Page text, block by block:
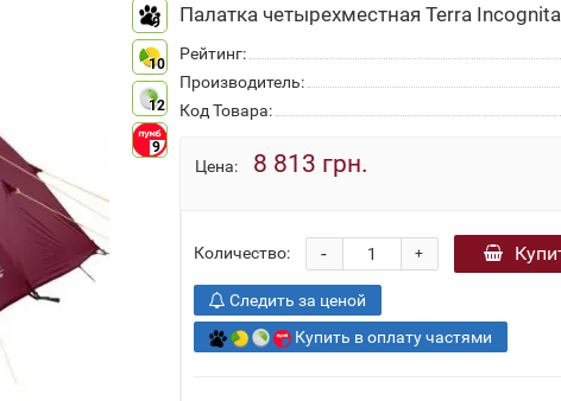
9
10
12
9
Палатка четырехместная Terra
Рейтинг:
Производитель:
Код Товара:
Цена: 8 813 грн.
Количество: +
-
Следить за ценой
Купить в оплату частями